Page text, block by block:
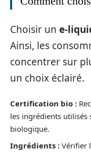
Choisir un e-
Ainsi, les
concentrer sur
un choix éclairé.
Certification bio :
les ingrédients utilisés
biologique.
Ingrédients : Vérifier